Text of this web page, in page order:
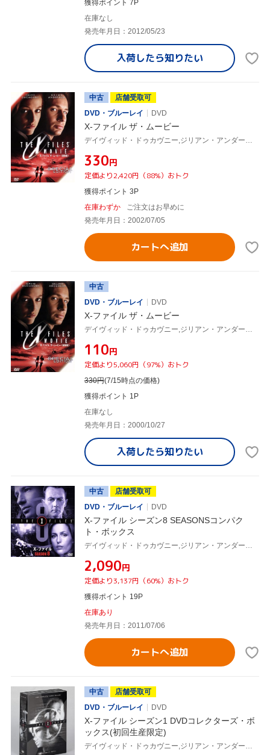
獲得ポイント 7P
在庫なし
発売年月日：2012/05/23
入荷したら知りたい
中古
店舗受取可
DVD・ブルーレイ
DVD
X-ファイル ザ・ムービー
デイヴィッド・ドゥカヴニー,ジリアン・アンダーソン,ジョン・ネヴィル,ロブ・ボウマン,クリス・カーター(製作、脚本),ダニエル・サックハイム
¥330円
定価より2,420円（88%）おトク
獲得ポイント 3P
在庫わずか
ご注文はお早めに
発売年月日：2002/07/05
カートへ追加
中古
DVD・ブルーレイ
DVD
X-ファイル ザ・ムービー
デイヴィッド・ドゥカヴニー,ジリアン・アンダーソン,ジョン・ネヴィル,ウィリアム・B.デイヴィス,ミッチ・ピレッジ,ロブ・ボウマン,クリス・カーター(脚本),ラタ・ライアン
¥110円
定価より5,060円（97%）おトク
330円(7/15時点の価格)
獲得ポイント 1P
在庫なし
発売年月日：2000/10/27
入荷したら知りたい
中古
店舗受取可
DVD・ブルーレイ
DVD
X-ファイル シーズン8 SEASONSコンパク
ト・ボックス
デイヴィッド・ドゥカヴニー,ジリアン・アンダーソン,クリス・カーター(製作総指揮)
¥2,090円
定価より3,137円（60%）おトク
獲得ポイント 19P
在庫あり
発売年月日：2011/07/06
カートへ追加
中古
店舗受取可
DVD・ブルーレイ
DVD
X-ファイル シーズン1 DVDコレクターズ・ボ
ックス(初回生産限定)
デイヴィッド・ドゥカヴニー,ジリアン・アンダーソン,クリス・カーター(製作総指揮)